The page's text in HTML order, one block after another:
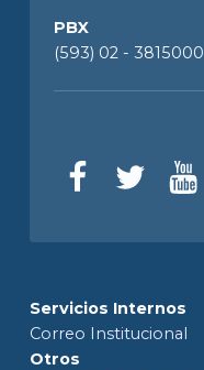
PBX
(593) 02 - 3815000
Servicios Internos
Correo Institucional
Otros